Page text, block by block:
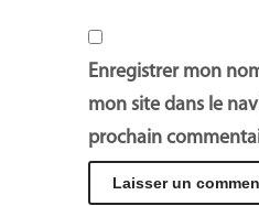
Enregistrer mon
mon site dans le
prochain